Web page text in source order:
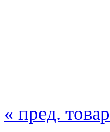
« пред. товар